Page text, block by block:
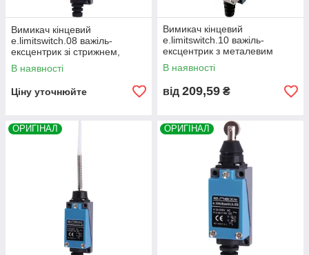
Вимикач кінцевий
e.limitswitch.08 важіль-
ексцентрик зі стрижнем,
E.NEXT, (s0070012)
В наявності
Ціну уточнюйте
Вимикач кінцевий
e.limitswitch.10 важіль-
ексцентрик з металевим
кінцем, E.NEXT, (s0070014)
В наявності
від 209,59 ₴
ОРИГІНАЛ ОРИГІНАЛ